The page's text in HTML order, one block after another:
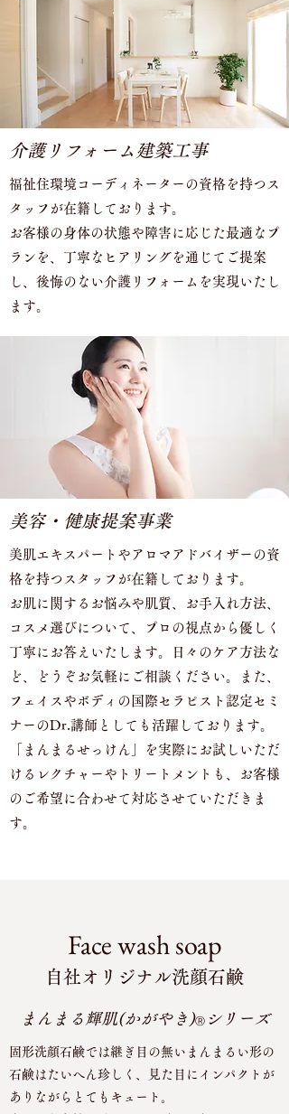
介護リフォーム​建築工事
福祉住環境コーディネーターの資格を持つス
タッフが在籍しております。
お客様の身体の状態や障害に応じた最適なプ
ランを、丁寧なヒアリングを通じてご提案
し、後悔のない介護リフォームを実現いたし
ます。
美容・健康提案事業
美肌エキスパートやアロマアドバイザーの資
格を持つスタッフが在籍しております。
お肌に関するお悩みや肌質、お手入れ方法、
コスメ選びについて、プロの視点から優しく
丁寧にお答えいたします。日々のケア方法な
ど、どうぞお気軽にご相談ください。また、
フェイスやボディの国際セラピスト認定セミ
ナーのDr.講師としても活躍しております。
「まんまるせっけん」を実際にお試しいただ
けるレクチャーやトリートメントも、お客様
のご希望に合わせて対応させていただきま
す。
Face wash soap
自社オリジナル洗顔石鹸
まんまる輝肌(かがやき)Ⓡシリーズ
固形洗顔石鹸では継ぎ目の無いまんまるい形の
石鹸はたいへん珍しく、見た目にインパクトが
ありながらとてもキュート。